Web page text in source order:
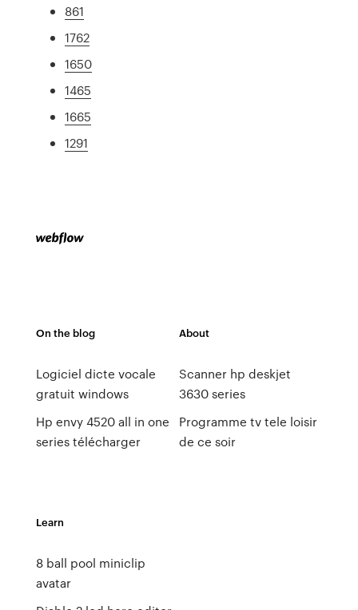
861
1762
1650
1465
1665
1291
On the blog
Logiciel dicte vocale
gratuit windows
Hp envy 4520 all in one
series télécharger
About
Scanner hp deskjet
3630 series
Programme tv tele loisir
de ce soir
Learn
8 ball pool miniclip
avatar